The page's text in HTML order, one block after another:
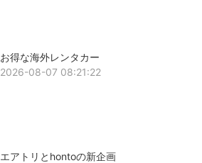
お得な海外レンタカー
2026-08-07 08:21:22
エアトリとhontoの新企画